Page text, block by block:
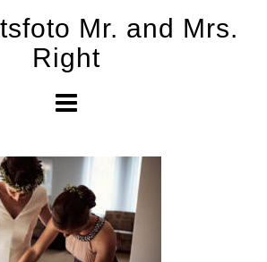
Mr. and Mrs.
Right